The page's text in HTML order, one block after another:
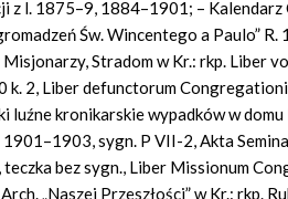
z l. 1875–9, 1884–1901; – Kalendarz
Św. Wincentego a Paulo”
Misjonarzy, Stradom w Kr.: rkp. Liber
k. 2, Liber defunctorum
luźne kronikarskie wypadków w domu
sygn. P VII-2, Akta
bez sygn., Liber Missionum
„Naszej Przeszłości” w Kr.: rkp.